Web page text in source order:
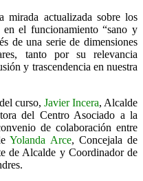
mirada actualizada sobre los
el funcionamiento “sano y
de una serie de dimensiones
tanto por su relevancia
y trascendencia en nuestra
curso, Javier Incera, Alcalde
del Centro Asociado a la
de colaboración entre
Yolanda Arce, Concejala de
de Alcalde y Coordinador de